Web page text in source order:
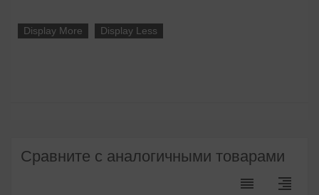
Display More Display Less
Сравните с аналогичными товарами
reorder format_align_right